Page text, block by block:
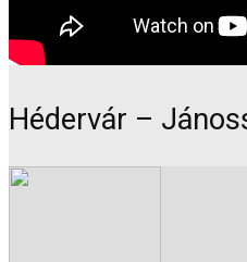
Hédervár –